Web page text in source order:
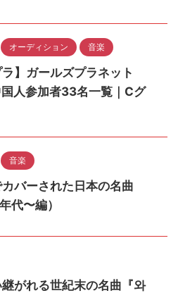
オーディション 音楽
ラ】ガールズプラネット
人参加者33名一覧｜Cグ
音楽
バーされた日本の名曲
代〜編）
がれる世紀末の名曲『와